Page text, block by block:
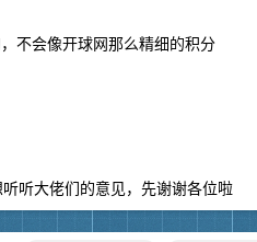
不会像开球网那么精细的积分
听大佬们的意见，先谢谢各位啦